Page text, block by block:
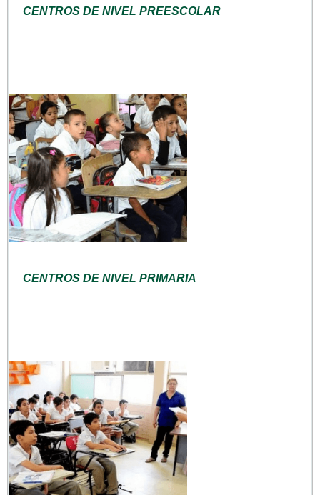
CENTROS DE NIVEL PREESCOLAR
CENTROS DE NIVEL PRIMARIA